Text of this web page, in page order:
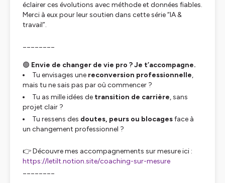
éclairer ces évolutions avec méthode et données fiables.
Merci à eux pour leur soutien dans cette série “IA &
travail”.
🟢 Envie de changer de vie pro ? Je t’accompagne.
Tu envisages une reconversion professionnelle,
mais tu ne sais pas par où commencer ?
Tu as mille idées de transition de carrière, sans
projet clair ?
Tu ressens des doutes, peurs ou blocagesface à
un changement professionnel ?
👉 Découvre mes accompagnements sur mesure ici :
https://letilt.notion.site/coaching-sur-mesure